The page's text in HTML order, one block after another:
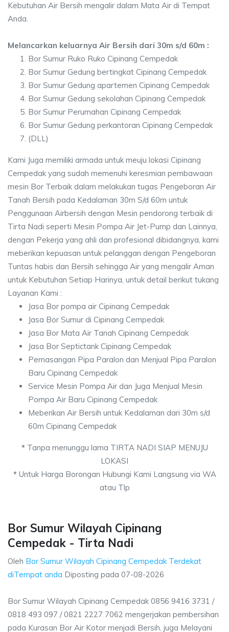
Kebutuhan Air Bersih mengalir dalam Mata Air di Tempat
Anda.
Melancarkan keluarnya Air Bersih dari 30m s/d 60m :
Bor Sumur Ruko Ruko Cipinang Cempedak
Bor Sumur Gedung bertingkat Cipinang Cempedak
Bor Sumur Gedung apartemen Cipinang Cempedak
Bor Sumur Gedung sekolahan Cipinang Cempedak
Bor Sumur Perumahan Cipinang Cempedak
Bor Sumur Gedung perkantoran Cipinang Cempedak
(DLL)
Kami Juga memiliki armada untuk meuju lokasi Cipinang
Cempedak yang sudah memenuhi keresmian pembawaan
mesin Bor Terbaik dalam melakukan tugas Pengeboran Air
Tanah Bersih pada Kedalaman 30m S/d 60m untuk
Penggunaan Airbersih dengan Mesin pendorong terbaik di
Tirta Nadi seperti Mesin Pompa Air Jet-Pump dan Lainnya,
dengan Pekerja yang ahli dan profesional dibidangnya, kami
meberikan kepuasan untuk pelanggan dengan Pengeboran
Tuntas habis dan Bersih sehingga Air yang mengalir Aman
untuk Kebutuhan Setiap Harinya, untuk detail berikut tukang
Layanan Kami :
Jasa Bor pompa air Cipinang Cempedak
Jasa Bor Sumur di Cipinang Cempedak
Jasa Bor Mata Air Tanah Cipinang Cempedak
Jasa Bor Septictank Cipinang Cempedak
Pemasangan Pipa Paralon dan Menjual Pipa Paralon
Baru Cipinang Cempedak
Service Mesin Pompa Air dan Juga Menjual Mesin
Pompa Air Baru Cipinang Cempedak
Meberikan Air Bersih untuk Kedalaman dari 30m s/d
60m Cipinang Cempedak
*Tanpa menunggu lama TIRTA NADI SIAP MENUJU
LOKASI
*Untuk Harga Borongan Hubungi Kami Langsung via WA
atau Tlp
Bor Sumur Wilayah Cipinang
Cempedak - Tirta Nadi
Oleh Bor Sumur Wilayah Cipinang Cempedak Terdekat
diTempat anda Diposting pada 07-08-2026
Bor Sumur Wilayah Cipinang Cempedak 0856 9416 3731 /
0818 493 097 / 0821 2227 7062 mengerjakan pembersihan
pada Kurasan Bor Air Kotor menjadi Bersih, juga Melayani